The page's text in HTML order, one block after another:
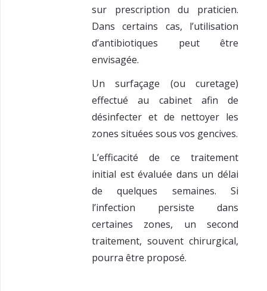
sur prescription du praticien.
Dans certains cas, l’utilisation
d’antibiotiques peut être
envisagée.
Un surfaçage (ou curetage)
effectué au cabinet afin de
désinfecter et de nettoyer les
zones situées sous vos gencives.
L’efficacité de ce traitement
initial est évaluée dans un délai
de quelques semaines. Si
l’infection persiste dans
certaines zones, un second
traitement, souvent chirurgical,
pourra être proposé.